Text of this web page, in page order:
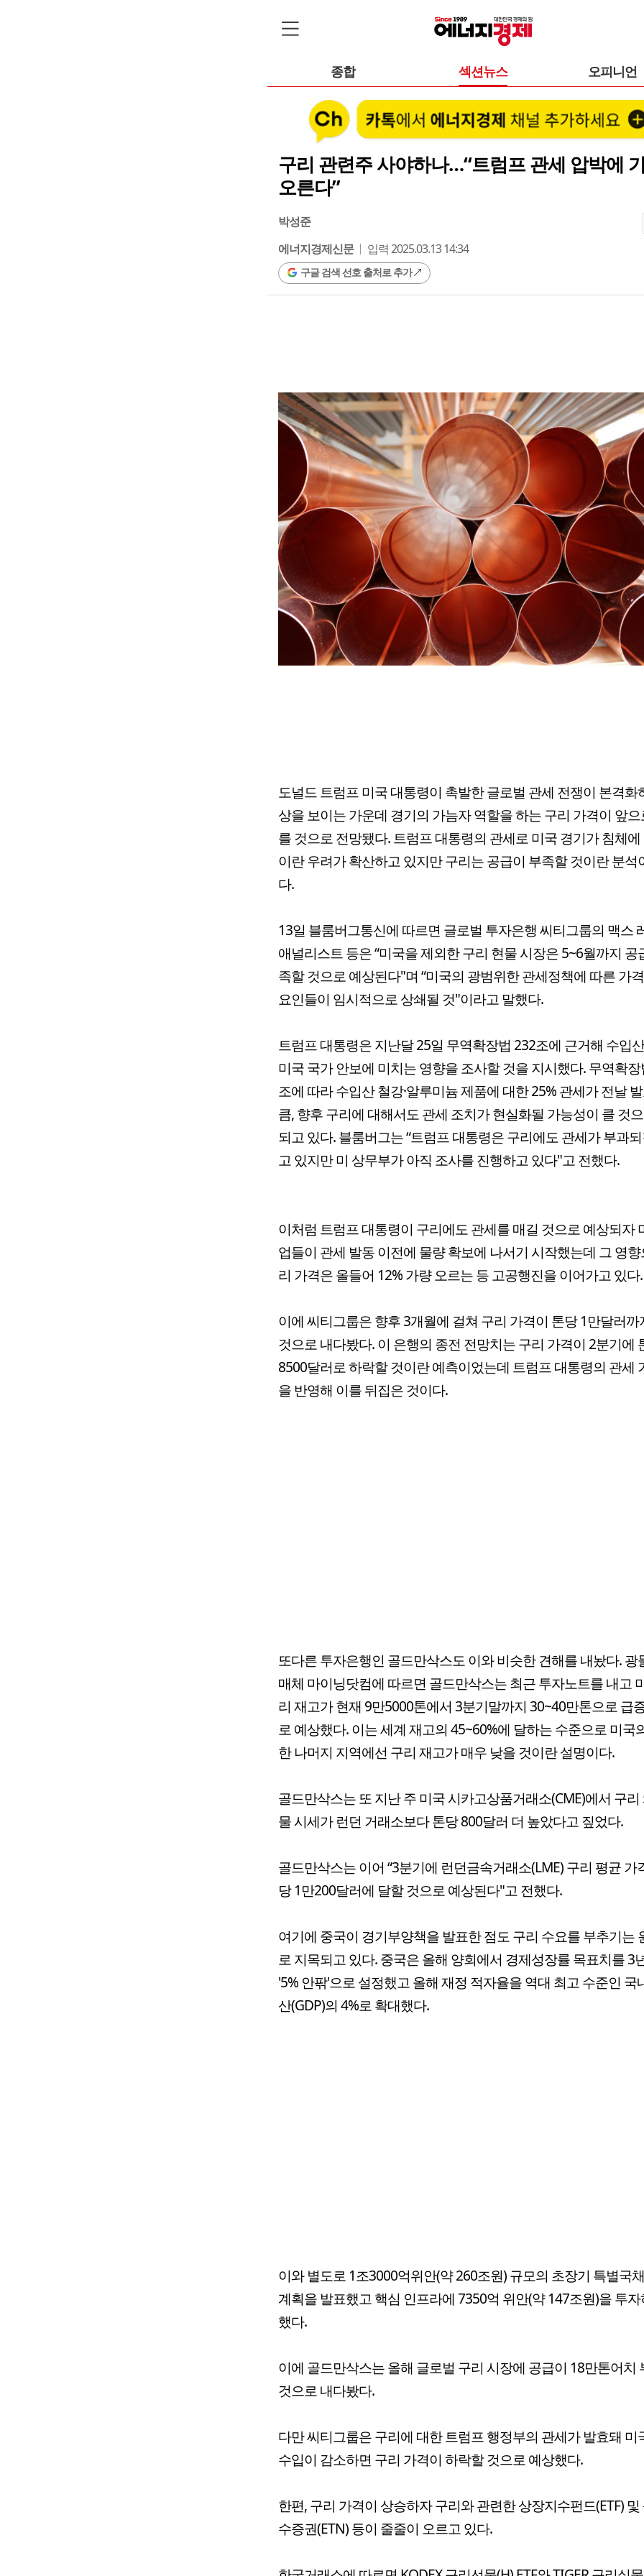
종합 섹션뉴스 오피니언
구리 관련주 사야하나…“트럼프 관세 압박에
오른다”
박성준
에너지경제신문
입력 2025.03.13 14:34
구글 검색 선호 출처로 추가
도널드 트럼프 미국 대통령이 촉발한 글로벌 관세 전쟁이 본격화
상을 보이는 가운데 경기의 가늠자 역할을 하는 구리 가격이 앞
를 것으로 전망됐다. 트럼프 대통령의 관세로 미국 경기가 침체에
이란 우려가 확산하고 있지만 구리는 공급이 부족할 것이란 분석
다.
13일 블룸버그통신에 따르면 글로벌 투자은행 씨티그룹의 맥스
애널리스트 등은 “미국을 제외한 구리 현물 시장은 5~6월까지 공
족할 것으로 예상된다"며 “미국의 광범위한 관세정책에 따른 가
요인들이 임시적으로 상쇄될 것"이라고 말했다.
트럼프 대통령은 지난달 25일 무역확장법 232조에 근거해 수입
미국 국가 안보에 미치는 영향을 조사할 것을 지시했다. 무역확
조에 따라 수입산 철강·알루미늄 제품에 대한 25% 관세가 전날
큼, 향후 구리에 대해서도 관세 조치가 현실화될 가능성이 클 것
되고 있다. 블룸버그는 “트럼프 대통령은 구리에도 관세가 부과
고 있지만 미 상무부가 아직 조사를 진행하고 있다"고 전했다.
이처럼 트럼프 대통령이 구리에도 관세를 매길 것으로 예상되자
업들이 관세 발동 이전에 물량 확보에 나서기 시작했는데 그 영
리 가격은 올들어 12% 가량 오르는 등 고공행진을 이어가고 있다.
이에 씨티그룹은 향후 3개월에 걸쳐 구리 가격이 톤당 1만달러까
것으로 내다봤다. 이 은행의 종전 전망치는 구리 가격이 2분기에
8500달러로 하락할 것이란 예측이었는데 트럼프 대통령의 관세
을 반영해 이를 뒤집은 것이다.
또다른 투자은행인 골드만삭스도 이와 비슷한 견해를 내놨다. 광
매체 마이닝닷컴에 따르면 골드만삭스는 최근 투자노트를 내고
리 재고가 현재 9만5000톤에서 3분기말까지 30~40만톤으로 급
로 예상했다. 이는 세계 재고의 45~60%에 달하는 수준으로 미국
한 나머지 지역에선 구리 재고가 매우 낮을 것이란 설명이다.
골드만삭스는 또 지난 주 미국 시카고상품거래소(CME)에서 구리
물 시세가 런던 거래소보다 톤당 800달러 더 높았다고 짚었다.
골드만삭스는 이어 “3분기에 런던금속거래소(LME) 구리 평균 가
당 1만200달러에 달할 것으로 예상된다"고 전했다.
여기에 중국이 경기부양책을 발표한 점도 구리 수요를 부추기는
로 지목되고 있다. 중국은 올해 양회에서 경제성장률 목표치를 3
'5% 안팎'으로 설정했고 올해 재정 적자율을 역대 최고 수준인 국
산(GDP)의 4%로 확대했다.
이와 별도로 1조3000억위안(약 260조원) 규모의 초장기 특별국
계획을 발표했고 핵심 인프라에 7350억 위안(약 147조원)을 투
했다.
이에 골드만삭스는 올해 글로벌 구리 시장에 공급이 18만톤어치
것으로 내다봤다.
다만 씨티그룹은 구리에 대한 트럼프 행정부의 관세가 발효돼 미
수입이 감소하면 구리 가격이 하락할 것으로 예상했다.
한편, 구리 가격이 상승하자 구리와 관련한 상장지수펀드(ETF) 및
수증권(ETN) 등이 줄줄이 오르고 있다.